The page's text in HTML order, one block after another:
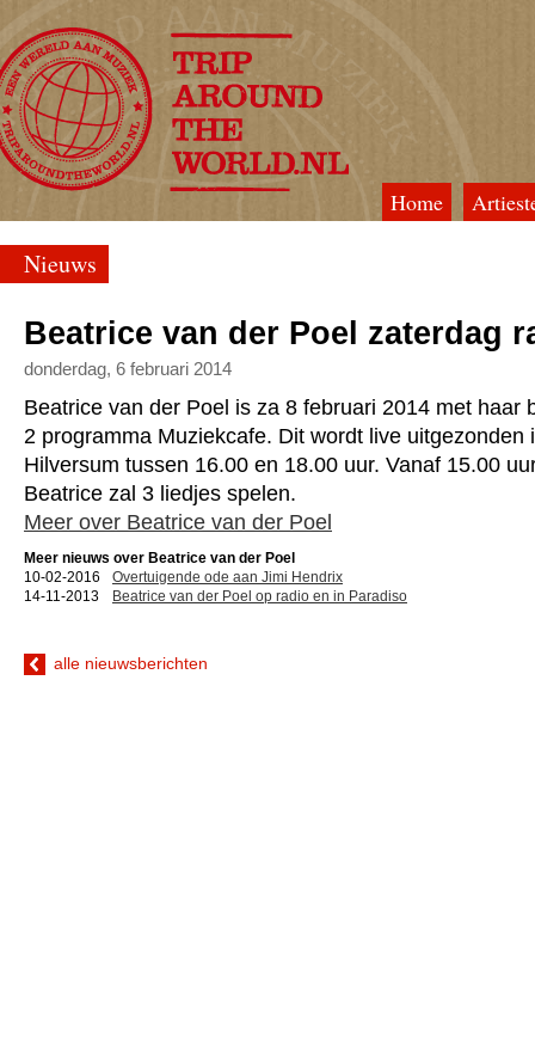
Home
Nieuws
Beatrice van der Poel zaterdag
donderdag, 6 februari 2014
Beatrice van der Poel is za 8 februari 2014 met haar
2 programma Muziekcafe. Dit wordt live uitgezonden
Hilversum tussen 16.00 en 18.00 uur. Vanaf 15.00
Beatrice zal 3 liedjes spelen.
Meer over Beatrice van der Poel
Meer nieuws over Beatrice van der Poel
10-02-2016
Overtuigende ode aan Jimi Hendrix
14-11-2013
Beatrice van der Poel op radio en in Paradiso
alle nieuwsberichten